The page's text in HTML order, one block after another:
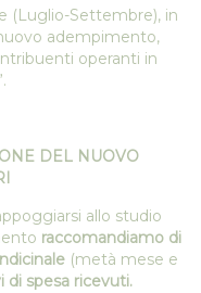
(Luglio-Settembre), in
adempimento,
operanti in
DEL NUOVO
allo studio
raccomandiamo di
(metà mese e
di spesa ricevuti.